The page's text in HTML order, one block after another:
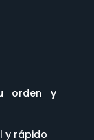
orden y
y rápido